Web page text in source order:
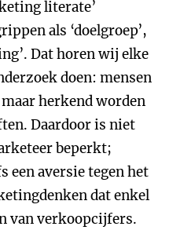
literate’
als ‘doelgroep’,
Dat horen wij elke
doen: mensen
herkend worden
Daardoor is niet
beperkt;
een aversie tegen het
dat enkel
van verkoopcijfers.